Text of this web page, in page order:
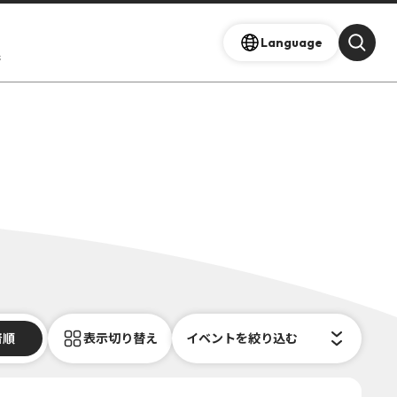
Language
順 表示切り替え イベントを絞り込む